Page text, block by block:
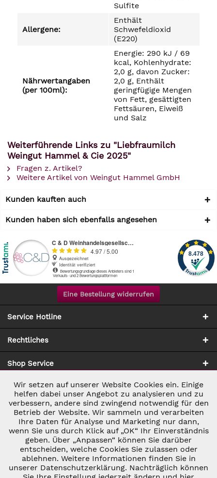
Sulfite
Allergene:
Enthält
Schwefeldioxid
(E220)
Nährwertangaben
(per 100ml):
Energie: 290 kJ / 69
kcal, Kohlenhydrate:
2,0 g, davon Zucker:
2,0 g, Enthält
geringfügige Mengen
von Fett, gesättigten
Fettsäuren, Eiweiß
und Salz
Weiterführende Links zu "Liebfraumilch
Weingut Hammel & Cie 2025"
Fragen z. Artikel?
Weitere Artikel von Weingut Hammel GmbH
Kunden kauften auch
Kunden haben sich ebenfalls angesehen
Eine Bestellung widerrufen
Service Hotline
Rechtliches
Shop Service
Zahlung & Versand
* ALLE PREISE INKL. GESETZL. UMSATZSTEUER ZZGL.
VERSANDKOSTEN
UND GGF. NACHNAHMEGEBÜHREN, WENN NICHT
ANDERS BESCHRIEBEN
Notwendig Aktiv
Marketing Inaktiv
Tracking Inaktiv
Personalisierung Inaktiv
Wir setzen auf unserer Website Cookies ein. Einige
helfen dabei unser Angebot zu analysieren und zu
verbessern, andere sind zwingend notwendig für den
Betrieb der Website. Wir sammeln und verarbeiten
Ihre Daten für Analyse und Marketing nur dann,
wenn Sie uns durch Klick auf „OK“ Ihr Einverständnis
geben. Über „Anpassen“ können Sie darüber
entscheiden, welche Cookies Sie zulassen oder
ablehnen. Weitere Informationen finden Sie in
unserer Datenschutzerklärung. Nachträglich können